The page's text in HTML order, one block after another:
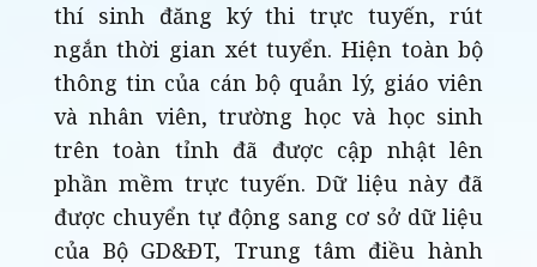
thí sinh đăng ký thi trực tuyến, rút
ngắn thời gian xét tuyển. Hiện toàn bộ
thông tin của cán bộ quản lý, giáo viên
và nhân viên, trường học và học sinh
trên toàn tỉnh đã được cập nhật lên
phần mềm trực tuyến. Dữ liệu này đã
được chuyển tự động sang cơ sở dữ liệu
của Bộ GD&ĐT, Trung tâm điều hành